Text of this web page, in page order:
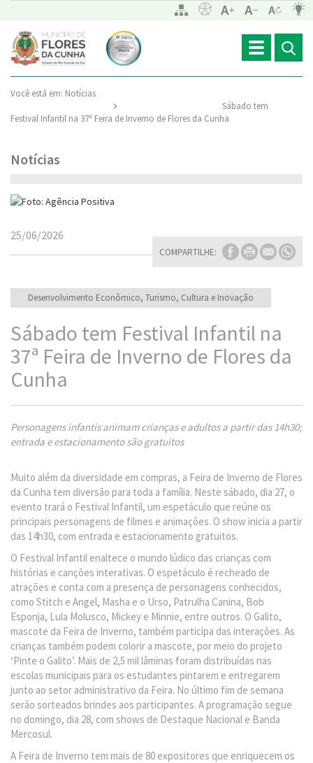
Toggle
navigation
Você está em: Notícias
Sábado tem
Festival Infantil na 37ª Feira de Inverno de Flores da Cunha
Notícias
COMPARTILHE:
25/06/2026
Desenvolvimento Econômico, Turismo, Cultura e Inovação
Sábado tem Festival Infantil na
37ª Feira de Inverno de Flores da
Cunha
Personagens infantis animam crianças e adultos a partir das 14h30;
entrada e estacionamento são gratuitos
Muito além da diversidade em compras, a Feira de Inverno de Flores
da Cunha tem diversão para toda a família. Neste sábado, dia 27, o
evento trará o Festival Infantil, um espetáculo que reúne os
principais personagens de filmes e animações. O show inicia a partir
das 14h30, com entrada e estacionamento gratuitos.
O Festival Infantil enaltece o mundo lúdico das crianças com
histórias e canções interativas. O espetáculo é recheado de
atrações e conta com a presença de personagens conhecidos,
como Stitch e Angel, Masha e o Urso, Patrulha Canina, Bob
Esponja, Lula Molusco, Mickey e Minnie, entre outros. O Galito,
mascote da Feira de Inverno, também participa das interações. As
crianças também podem colorir a mascote, por meio do projeto
‘Pinte o Galito’. Mais de 2,5 mil lâminas foram distribuídas nas
escolas municipais para os estudantes pintarem e entregarem
junto ao setor administrativo da Feira. No último fim de semana
serão sorteados brindes aos participantes. A programação segue
no domingo, dia 28, com shows de Destaque Nacional e Banda
Mercosul.
A Feira de Inverno tem mais de 80 expositores que enriquecem os